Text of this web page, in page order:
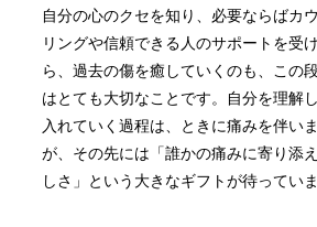
自分の心のクセを知り、必要ならばカ
リングや信頼できる人のサポートを受
ら、過去の傷を癒していくのも、この
はとても大切なことです。自分を理解
入れていく過程は、ときに痛みを伴い
が、その先には「誰かの痛みに寄り添
しさ」という大きなギフトが待っていま